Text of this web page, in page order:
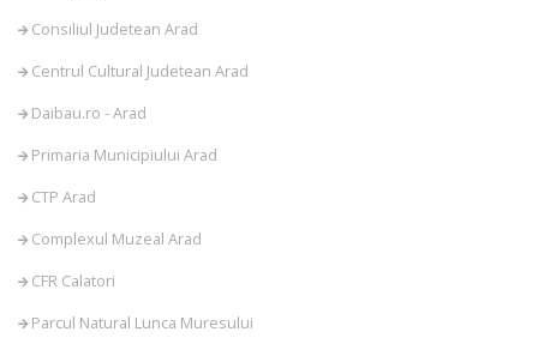
Consiliul Judetean Arad
Centrul Cultural Judetean Arad
Daibau.ro - Arad
Primaria Municipiului Arad
CTP Arad
Complexul Muzeal Arad
CFR Calatori
Parcul Natural Lunca Muresului